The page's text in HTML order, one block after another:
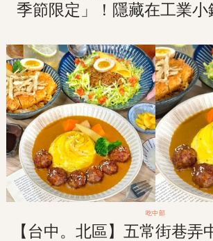
季節限定」！隱藏在工業小
吃中部
【台中。北區】五常街巷弄